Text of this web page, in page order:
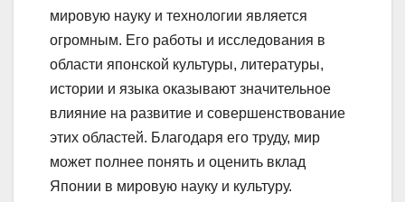
мировую науку и технологии является
огромным. Его работы и исследования в
области японской культуры, литературы,
истории и языка оказывают значительное
влияние на развитие и совершенствование
этих областей. Благодаря его труду, мир
может полнее понять и оценить вклад
Японии в мировую науку и культуру.